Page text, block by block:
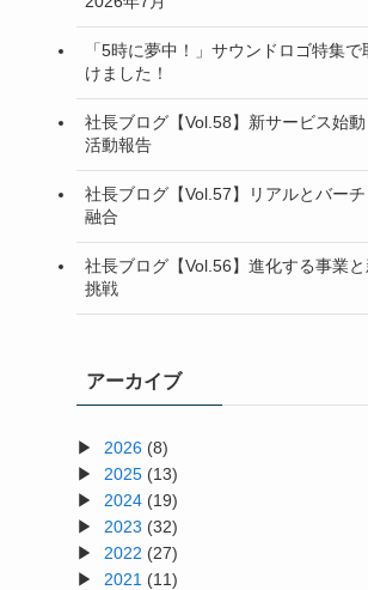
「5時に夢中！」サウンドロゴ特集で
けました！
社長ブログ【Vol.58】新サービス始
活動報告
社長ブログ【Vol.57】リアルとバー
融合
社長ブログ【Vol.56】進化する事業
挑戦
アーカイブ
2026 (8)
2025 (13)
2024 (19)
2023 (32)
2022 (27)
2021 (11)